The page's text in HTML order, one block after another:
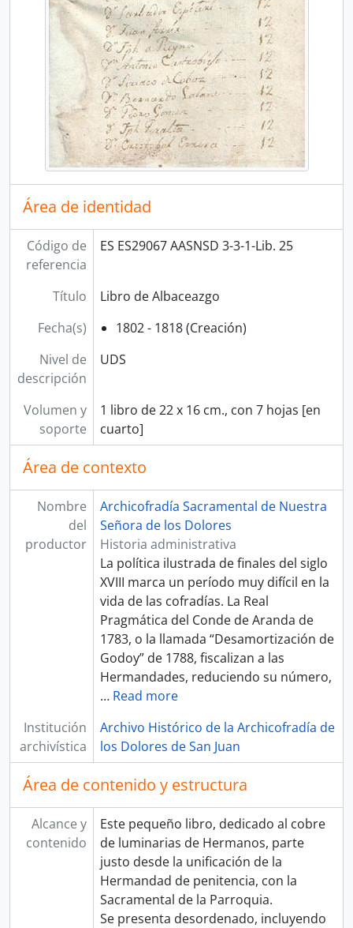
Área de identidad
Código de
referencia
ES ES29067 AASNSD 3-3-1-Lib. 25
Título
Libro de Albaceazgo
Fecha(s)
1802 - 1818 (Creación)
Nivel de
descripción
UDS
Volumen y
soporte
1 libro de 22 x 16 cm., con 7 hojas [en
cuarto]
Área de contexto
Nombre
del
productor
Archicofradía Sacramental de Nuestra
Señora de los Dolores
Historia administrativa
La política ilustrada de finales del siglo
XVIII marca un período muy difícil en la
vida de las cofradías. La Real
Pragmática del Conde de Aranda de
1783, o la llamada “Desamortización de
Godoy” de 1788, fiscalizan a las
Hermandades, reduciendo su número,
… Read more
Institución
archivística
Archivo Histórico de la Archicofradía de
los Dolores de San Juan
Área de contenido y estructura
Alcance y
contenido
Este pequeño libro, dedicado al cobre
de luminarias de Hermanos, parte
justo desde la unificación de la
Hermandad de penitencia, con la
Sacramental de la Parroquia.
Se presenta desordenado, incluyendo